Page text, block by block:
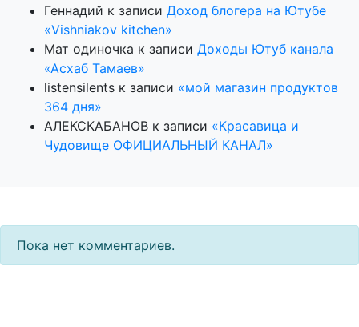
Геннадий к записи Доход блогера на Ютубе
«Vishniakov kitchen»
Мат одиночка к записи Доходы Ютуб канала
«Асхаб Тамаев»
listensilents к записи «мой магазин продуктов
364 дня»
АЛЕКСКАБАНОВ к записи «Красавица и
Чудовище ОФИЦИАЛЬНЫЙ КАНАЛ»
Пока нет комментариев.